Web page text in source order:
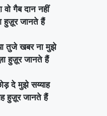
वो गैब दान नहीं
हुज़ूर जानते हैं
तुजे खबर ना मुझे
हुज़ूर जानते हैं
दे मुझे सय्याह
हुज़ूर जानते हैं